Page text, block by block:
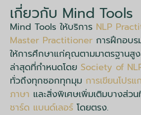
เกี่ยวกับ Mind Tools
Mind Tools ให้บริการ NLP
Master Practitioner การฝึกอบร
ให้การศึกษาแก่คุณตามมาตรฐานสู
ล่าสุดที่กำหนดโดย Society of
ทั่วถึงทุกซอกทุกมุม การเขียนโปร
ภาษา และสิ่งพิเศษเพิ่มเติมบางส่วน
ชาร์ด แบนด์เลอร์ โดยตรง.